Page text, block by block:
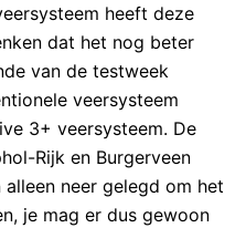
heeft deze
dat het nog beter
van de testweek
veersysteem
3+ veersysteem. De
Rijk en Burgerveen
neer gelegd om het
je mag er dus gewoon